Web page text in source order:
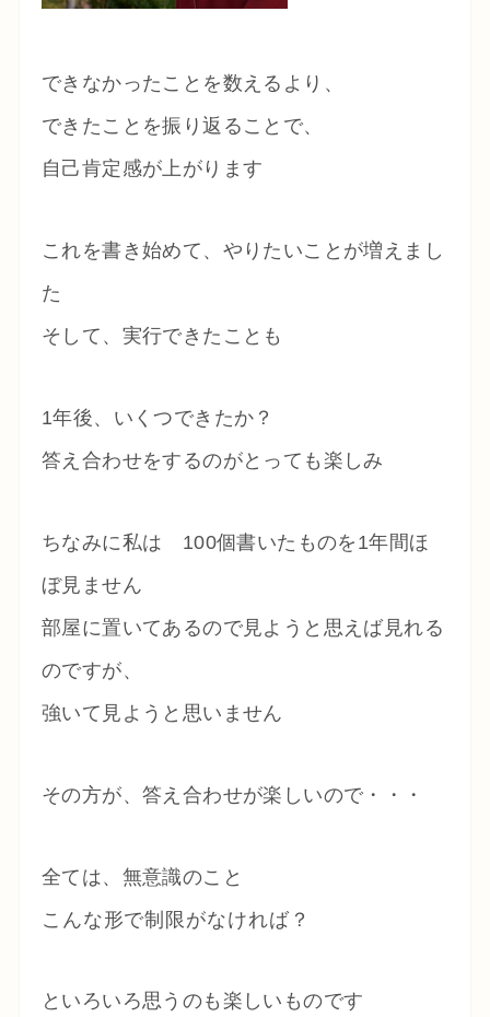
できなかったことを数えるより、
できたことを振り返ることで、
自己肯定感が上がります
これを書き始めて、やりたいことが増えまし
た
そして、実行できたことも
1年後、いくつできたか？
答え合わせをするのがとっても楽しみ
ちなみに私は 100個書いたものを1年間ほ
ぼ見ません
部屋に置いてあるので見ようと思えば見れる
のですが、
強いて見ようと思いません
その方が、答え合わせが楽しいので・・・
全ては、無意識のこと
こんな形で制限がなければ？
といろいろ思うのも楽しいものです